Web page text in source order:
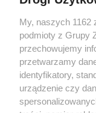
My, naszych 1162
podmioty z Grupy
przechowujemy
przetwarzamy
identyfikatory,
urządzenie czy